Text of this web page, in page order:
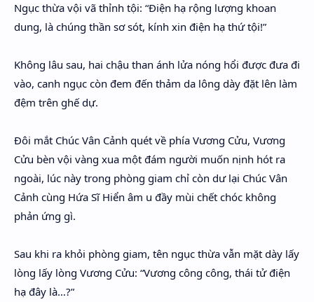
Ngục thừa vội vã thỉnh tội: “Điện hạ rộng lượng khoan
dung, là chúng thần sơ sót, kính xin điện hạ thứ tội!”
Không lâu sau, hai chậu than ánh lửa nóng hổi được đưa đi
vào, canh ngục còn đem đến thảm da lông dày đặt lên làm
đệm trên ghế dự.
Đôi mắt Chúc Vân Cảnh quét về phía Vương Cửu, Vương
Cửu bèn vội vàng xua một đám người muốn nịnh hót ra
ngoài, lúc này trong phòng giam chỉ còn dư lại Chúc Vân
Cảnh cùng Hứa Sĩ Hiển âm u đầy mùi chết chóc không
phản ứng gì.
Sau khi ra khỏi phòng giam, tên ngục thừa vẫn mặt dày lấy
lòng lấy lòng Vương Cửu: “Vương công công, thái tử điện
hạ đây là…?”